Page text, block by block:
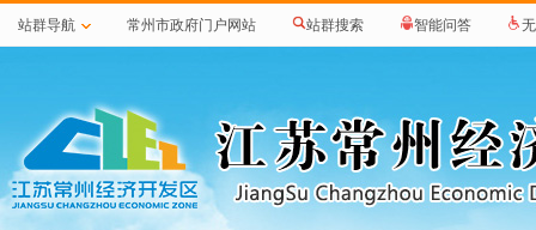
站群导航 常州市政府门户网站 站群搜索 智能问答